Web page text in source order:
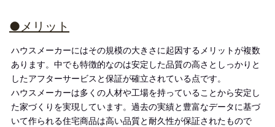
●メリット
ハウスメーカーにはその規模の大きさに起因するメリットが複数
あります。中でも特徴的なのは安定した品質の高さとしっかりと
したアフターサービスと保証が確立されている点です。
ハウスメーカーは多くの人材や工場を持っていることから安定し
た家づくりを実現しています。過去の実績と豊富なデータに基づ
いて作られる住宅商品は高い品質と耐久性が保証されたもので